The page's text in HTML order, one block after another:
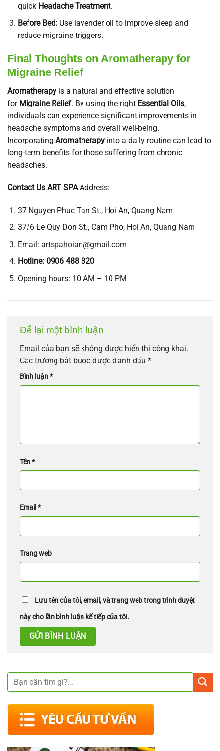
quick Headache Treatment.
Before Bed:Use lavender oil to improve sleep and
reduce migraine triggers.
Final Thoughts on Aromatherapy for
Migraine Relief
Aromatherapy is a natural and effective solution
for Migraine Relief. By using the right Essential Oils,
individuals can experience significant improvements in
headache symptoms and overall well-being.
Incorporating Aromatherapy into a daily routine can lead to
long-term benefits for those suffering from chronic
headaches.
Contact Us ART SPAAddress:
37 Nguyen Phuc Tan St., Hoi An, Quang Nam
37/6 Le Quy Don St., Cam Pho, Hoi An, Quang Nam
Email: artspahoian@gmail.com
Hotline: 0906 488 820
Opening hours: 10 AM – 10 PM
Để lại một bình luận
Email của bạn sẽ không được hiển thị công khai.
Các trường bắt buộc được đánh dấu *
Bình luận*
Tên*
Email *
Trang web
Lưu tên của tôi, email, và trang web trong trình duyệt
này cho lần bình luận kế tiếp của tôi.